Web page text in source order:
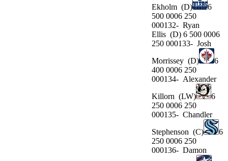
Ekholm (D)
6
500 0006 250
000132- Ryan
Ellis (D) 6 500 0006
250 000133- Josh
Morrissey (D)
6
400 0006 250
000134- Alexander
Killorn (LW)
6
250 0006 250
000135- Chandler
Stephenson (C)
6
250 0006 250
000136- Damon